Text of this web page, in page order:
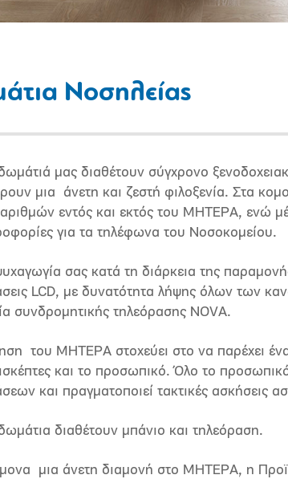
Νοσηλείας
μας διαθέτουν σύγχρονο
μια άνετη και ζεστή φιλοξενία. Στα
εντός και εκτός του ΜΗΤΕΡΑ, ενώ
για τα τηλέφωνα του Νοσοκομείου.
σας κατά τη διάρκεια της
LCD, με δυνατότητα λήψης όλων των
συνδρομητικής τηλεόρασης NOVΑ.
του ΜΗΤΕΡΑ στοχεύει στο να παρέχει
και το προσωπικό. Όλο το
και πραγματοποιεί τακτικές ασκήσεις
διαθέτουν μπάνιο και τηλεόραση.
μια άνετη διαμονή στο ΜΗΤΕΡΑ, η